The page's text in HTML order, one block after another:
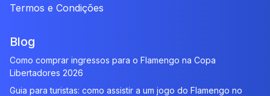
Termos e Condições
Blog
Como comprar ingressos para o Flamengo na Copa
Libertadores 2026
Guia para turistas: como assistir a um jogo do Flamengo no